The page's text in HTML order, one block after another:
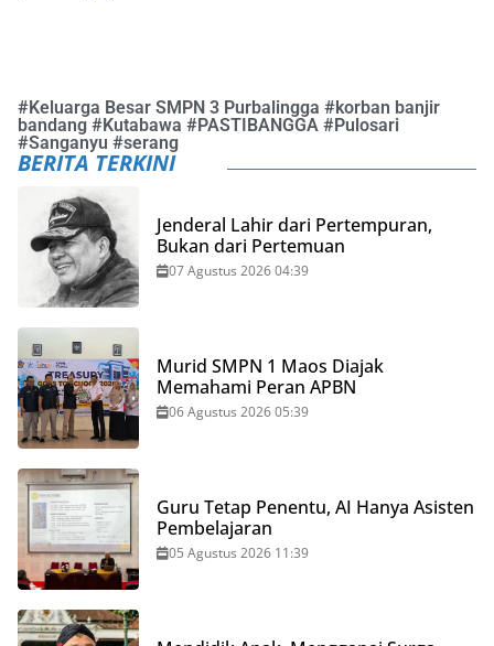
#Keluarga Besar SMPN 3 Purbalingga #korban banjir
bandang #Kutabawa #PASTIBANGGA #Pulosari
#Sanganyu #serang
BERITA TERKINI
Jenderal Lahir dari Pertempuran,
Bukan dari Pertemuan
07 Agustus 2026 04:39
Murid SMPN 1 Maos Diajak
Memahami Peran APBN
06 Agustus 2026 05:39
Guru Tetap Penentu, AI Hanya Asisten
Pembelajaran
05 Agustus 2026 11:39